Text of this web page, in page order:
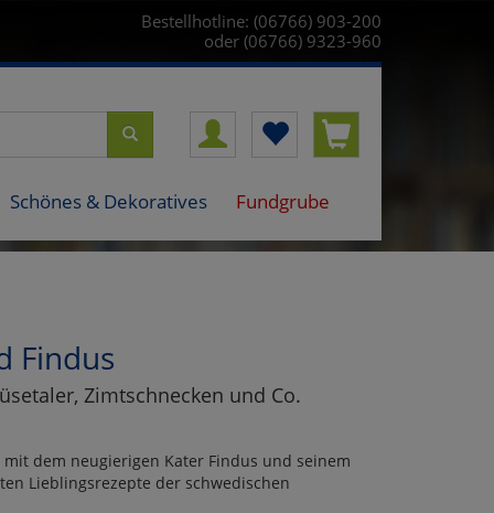
Bestellhotline: (06766) 903-200
oder (06766) 9323-960
Schönes & Dekoratives Fundgrube
Findus
Zimtschnecken und Co.
dem neugierigen Kater Findus und seinem
Lieblingsrezepte der schwedischen